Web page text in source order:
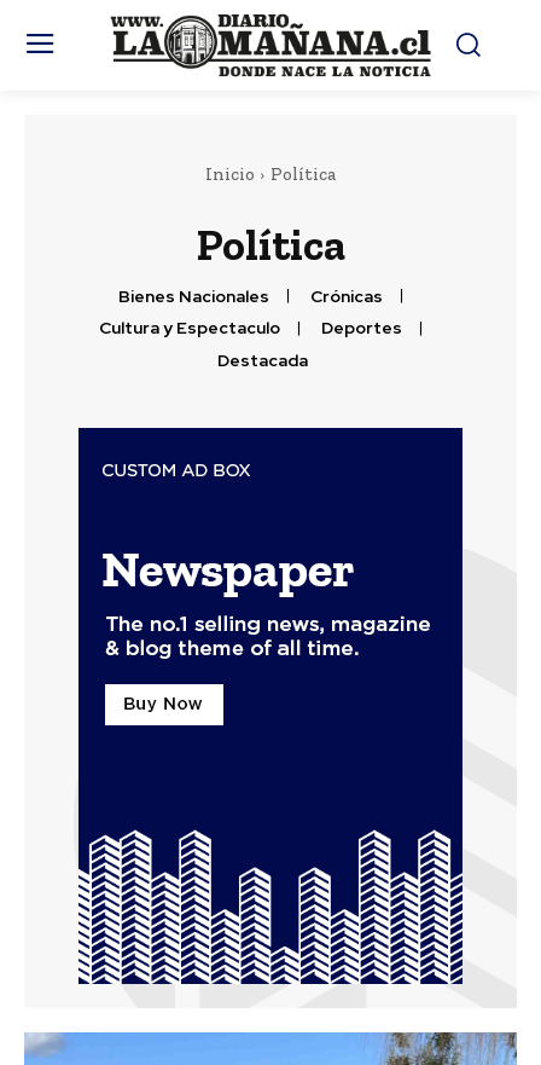
Inicio Política
Política
Bienes Nacionales
Crónicas
Cultura y Espectaculo
Deportes
Destacada